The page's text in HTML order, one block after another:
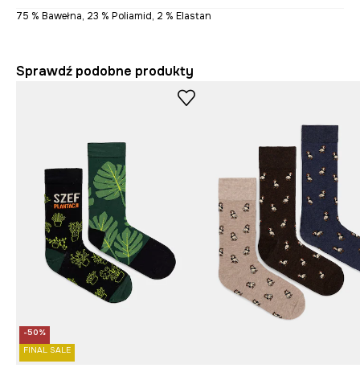
75 % Bawełna, 23 % Poliamid, 2 % Elastan
Sprawdź podobne produkty
-50%
FINAL SALE